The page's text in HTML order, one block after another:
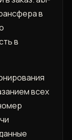
в
в
всех